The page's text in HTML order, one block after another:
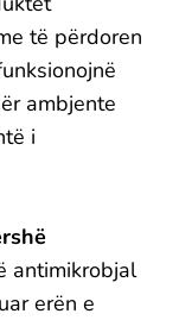
të përdoren
ambjente
i
antimikrobjal
erën e